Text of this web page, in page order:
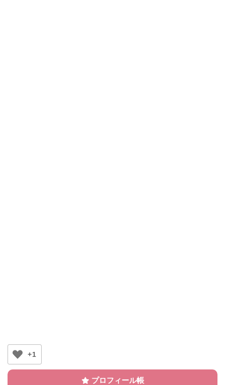
+1
プロフィール帳